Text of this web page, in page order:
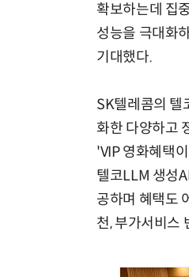
확보하는데 집
성능을 극대화
기대했다.
SK텔레콤의 텔
화한 다양하고
'VIP 영화혜택
텔코LLM 생성
공하며 혜택도
천, 부가서비스